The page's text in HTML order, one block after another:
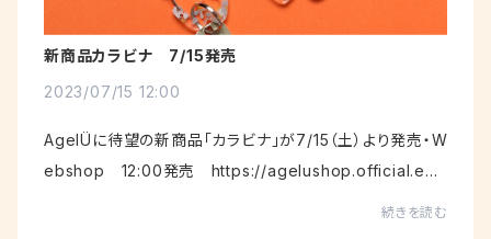
新商品カラビナ 7/15発売
2023/07/15 12:00
AgelÜに待望の新商品「カラビナ」が7/15（土）より発売・W
ebshop 12:00発売 https://agelushop.official.e
続きを読む